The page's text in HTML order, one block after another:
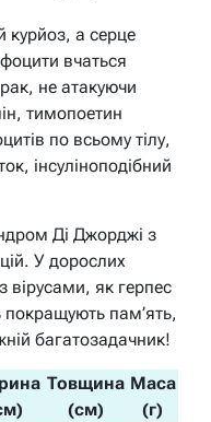
курйоз, а серце
вчаться
рак, не атакуючи
тимопоетин
по всьому тілу,
інсуліноподібний
Ді Джорджі з
У дорослих
вірусами, як герпес
пам’ять,
багатозадачник!
Товщина
(см)
Маса
(г)